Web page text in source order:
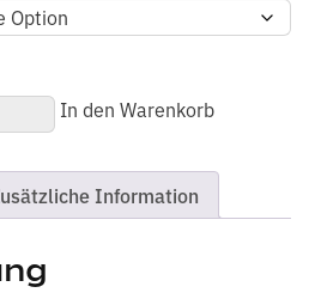
In den Warenkorb
Information